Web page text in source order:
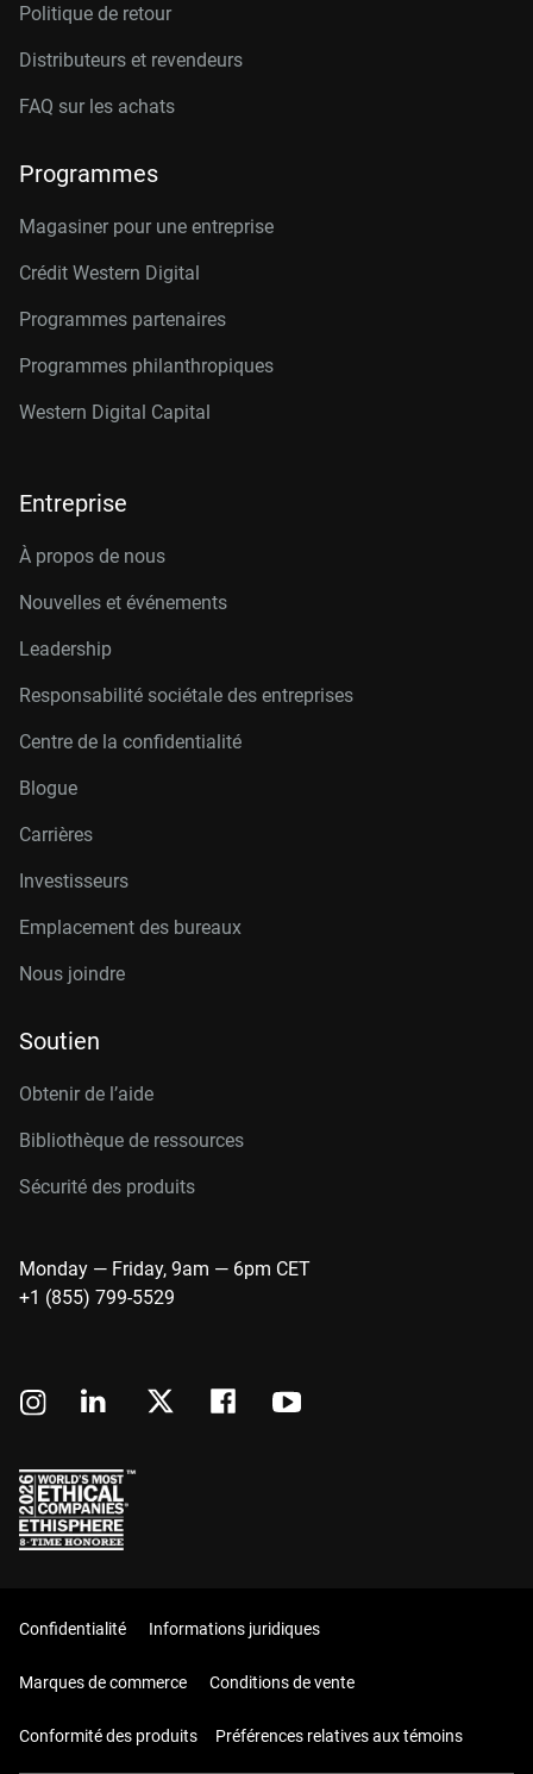
Politique de retour
Distributeurs et revendeurs
FAQ sur les achats
Programmes
Magasiner pour une entreprise
Crédit Western Digital
Programmes partenaires
Programmes philanthropiques
Western Digital Capital
Entreprise
À propos de nous
Nouvelles et événements
Leadership
Responsabilité sociétale des entreprises
Centre de la confidentialité
Blogue
Carrières
Investisseurs
Emplacement des bureaux
Nous joindre
Soutien
Obtenir de l’aide
Bibliothèque de ressources
Sécurité des produits
Monday — Friday, 9am — 6pm CET
+1 (855) 799-5529
Confidentialité Informations juridiques
Marques de commerce Conditions de vente
Conformité des produits Préférences relatives aux témoins